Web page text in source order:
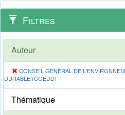
Filtres
Auteur
CONSEIL GENERAL DE
DURABLE (CGEDD)
Thématique